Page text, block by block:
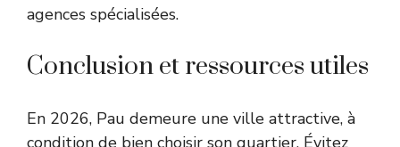
agences spécialisées.
Conclusion et ressources utiles
En 2026, Pau demeure une ville attractive, à